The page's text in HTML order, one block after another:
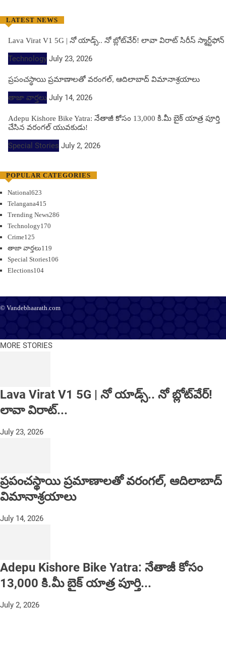
LATEST NEWS
Lava Virat V1 5G | నో యాడ్స్.. నో బ్లోట్‌వేర్! లావా విరాట్ సిరీస్ స్మార్ట్‌ఫోన్​
Technology July 23, 2026
ప్రపంచస్థాయి ప్రమాణాలతో వరంగల్, ఆదిలాబాద్ విమానాశ్రయాలు
తాజా వార్తలు July 14, 2026
Adepu Kishore Bike Yatra: నేతాజీ కోసం 13,000 కి.మీ బైక్ యాత్ర పూర్తి
చేసిన వరంగల్ యువకుడు!
Special Stories July 2, 2026
POPULAR CATEGORIES
National623
Telangana415
Trending News286
Technology170
Crime125
తాజా వార్తలు119
Special Stories106
Elections104
© Vandebhaarath.com
MORE STORIES
Lava Virat V1 5G | నో యాడ్స్.. నో బ్లోట్‌వేర్!
లావా విరాట్...
July 23, 2026
ప్రపంచస్థాయి ప్రమాణాలతో వరంగల్, ఆదిలాబాద్
విమానాశ్రయాలు
July 14, 2026
Adepu Kishore Bike Yatra: నేతాజీ కోసం
13,000 కి.మీ బైక్ యాత్ర పూర్తి...
July 2, 2026